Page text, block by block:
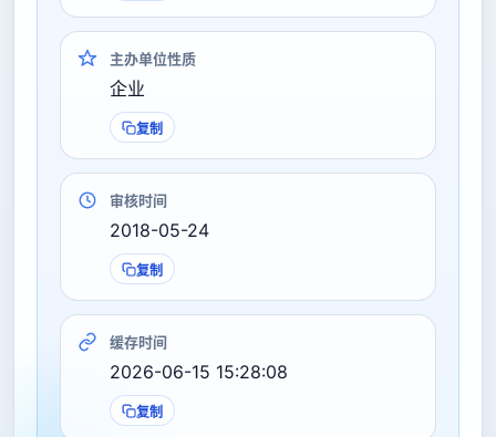
主办单位性质
企业
复制
审核时间
2018-05-24
复制
缓存时间
2026-06-15 15:28:08
复制